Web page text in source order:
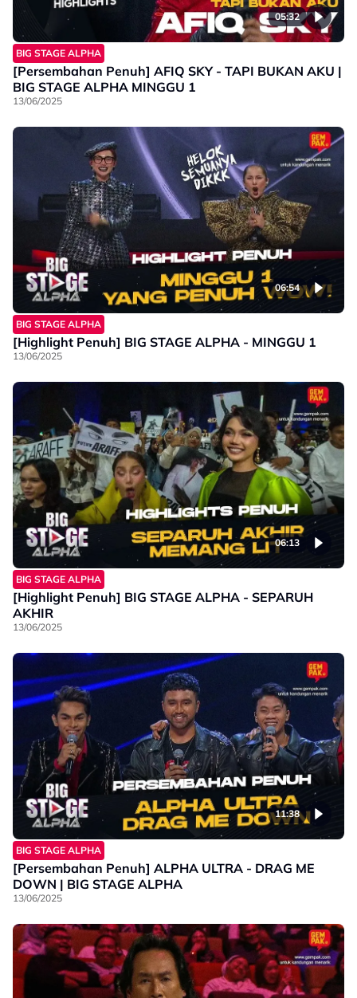
05:32
BIG STAGE ALPHA
[Persembahan Penuh] AFIQ SKY - TAPI BUKAN AKU |
BIG STAGE ALPHA MINGGU 1
13/06/2025
06:54
BIG STAGE ALPHA
[Highlight Penuh] BIG STAGE ALPHA - MINGGU 1
13/06/2025
06:13
BIG STAGE ALPHA
[Highlight Penuh] BIG STAGE ALPHA - SEPARUH
AKHIR
13/06/2025
11:38
BIG STAGE ALPHA
[Persembahan Penuh] ALPHA ULTRA - DRAG ME
DOWN | BIG STAGE ALPHA
13/06/2025